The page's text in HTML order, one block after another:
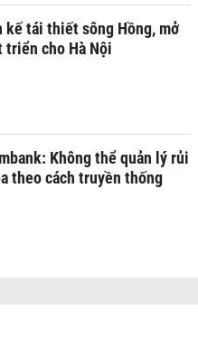
kế tái thiết sông Hồng, mở
triển cho Hà Nội
Không thể quản lý rủi
theo cách truyền thống